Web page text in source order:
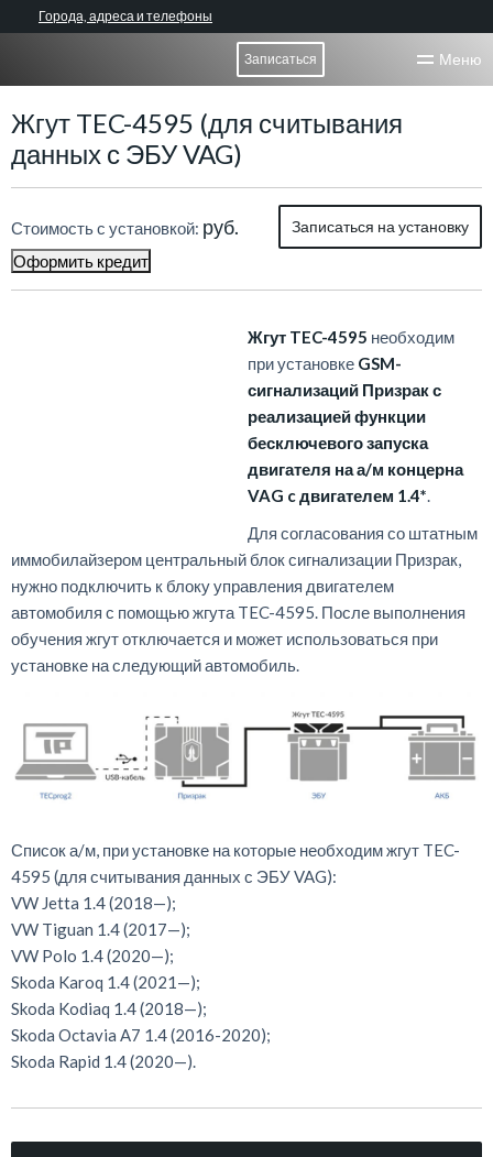
Города, адреса и телефоны
Записаться Меню
Жгут TEC-4595 (для считывания
данных с ЭБУ VAG)
Стоимость с установкой: руб. Записаться на установку
Оформить кредит
Жгут TEC-4595 необходим
при установке GSM-
сигнализаций Призрак с
реализацией функции
бесключевого запуска
двигателя на а/м концерна
VAG c двигателем 1.4*.
Для согласования со штатным
иммобилайзером центральный блок сигнализации Призрак,
нужно подключить к блоку управления двигателем
автомобиля с помощью жгута TEC-4595. После выполнения
обучения жгут отключается и может использоваться при
установке на следующий автомобиль.
Список а/м, при установке на которые необходим жгут TEC-
4595 (для считывания данных с ЭБУ VAG):
VW Jetta 1.4 (2018—);
VW Tiguan 1.4 (2017—);
VW Polo 1.4 (2020—);
Skoda Karoq 1.4 (2021—);
Skoda Kodiaq 1.4 (2018—);
Skoda Octavia A7 1.4 (2016-2020);
Skoda Rapid 1.4 (2020—).